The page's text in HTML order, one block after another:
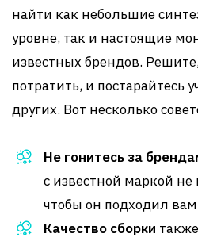
найти как небольшие
уровне, так и настоящие
известных брендов.
потратить, и постарайтесь
других. Вот несколько
Не гонитесь за
с известной маркой
чтобы он подходил
Качество сборки